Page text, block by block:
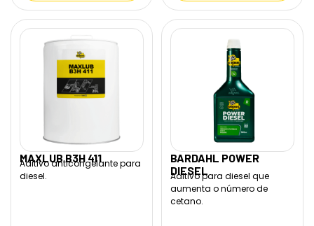
MAXLUB B3H 411
Aditivo anticongelante para
diesel.
BARDAHL POWER
DIESEL
Aditivo para diesel que
aumenta o número de
cetano.